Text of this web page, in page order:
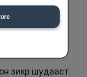
махлуқонат
зикр шудааст.